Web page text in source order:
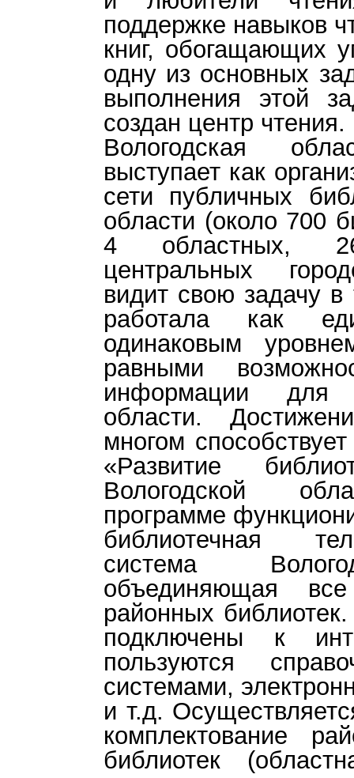
поддержке навыков
книг, обогащающих
одну из основных
выполнения этой
создан центр чтения.
Вологодская
выступает как
сети публичных
области (около 700
4 областных,
центральных
видит свою задачу
работала как
одинаковым
равными
информации для
области.
многом
«Развитие
Вологодской
программе
библиотечная
система
объединяющая
районных
подключены к
пользуются
системами,
и т.д.
комплектование
библиотек